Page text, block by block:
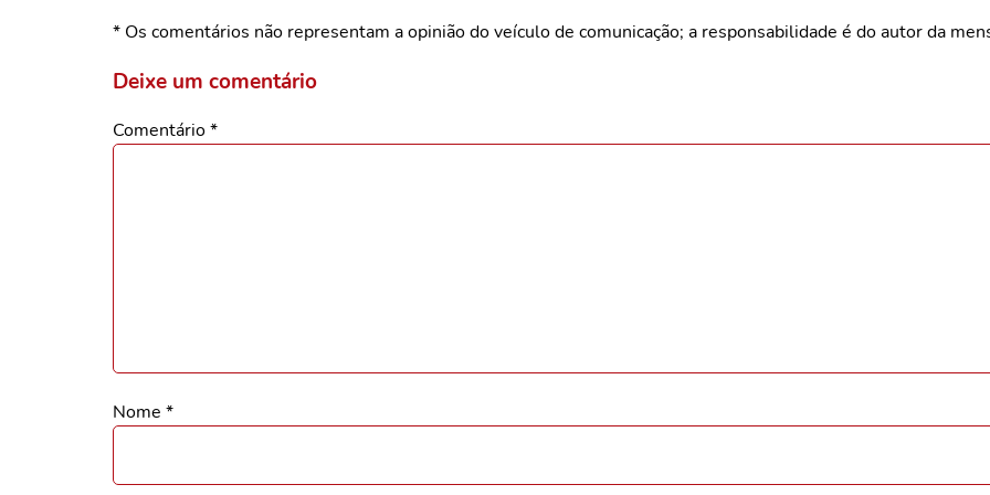
* Os comentários não representam a opinião do veículo de comunicação; a responsabilidade é do autor da
Deixe um comentário
Comentário*
Nome *